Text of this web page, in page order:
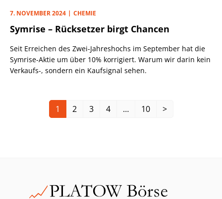
7. NOVEMBER 2024 CHEMIE
Symrise – Rücksetzer birgt Chancen
Seit Erreichen des Zwei-Jahreshochs im September hat die
Symrise-Aktie um über 10% korrigiert. Warum wir darin kein
Verkaufs-, sondern ein Kaufsignal sehen.
1 2 3 4 … 10 >